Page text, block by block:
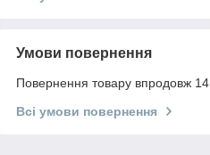
Умови повернення
Повернення товару впродовж 14
Всі умови повернення